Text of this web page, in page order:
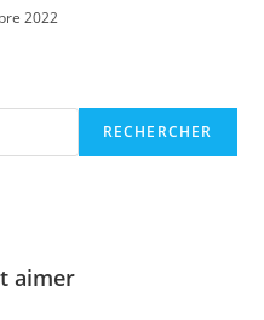
2022
RECHERCHER
aimer